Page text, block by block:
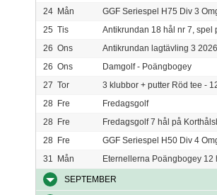
24 Mån
GGF Seriespel H75 Div 3
25 Tis
Antikrundan 18 hål nr 7, spel
26 Ons
Antikrundan lagtävling 3
26 Ons
Damgolf - Poängbogey
27 Tor
3 klubbor + putter Röd tee -
28 Fre
Fredagsgolf
28 Fre
Fredagsgolf 7 hål på
28 Fre
GGF Seriespel H50 Div 4
31
Mån Eternellerna Poängbogey 12
SEPTEMBER